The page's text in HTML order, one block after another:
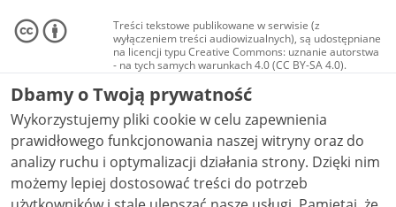
Treści tekstowe publikowane w serwisie (z
wyłączeniem treści audiowizualnych), są udostępniane
na licencji typu Creative Commons: uznanie autorstwa
- na tych samych warunkach 4.0 (CC BY-SA 4.0).
Materiały audiowizualne, w tym zdjęcia, materiały
audio i wideo, są udostępniane na licencji typu
Creative Commons: uznanie autorstwa użycie
niekomercyjne - bez utworów zależnych 4.0 (CC BY-
NC-ND 4.0), o ile nie jest to stwierdzone inaczej.
Dbamy o Twoją prywatność
Wykorzystujemy pliki cookie w celu zapewnienia
prawidłowego funkcjonowania naszej witryny oraz do
analizy ruchu i optymalizacji działania strony. Dzięki nim
możemy lepiej dostosować treści do potrzeb